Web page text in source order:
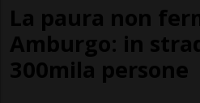
La paura non
Amburgo: in
300mila persone